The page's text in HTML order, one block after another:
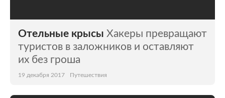
Отельные крысы Хакеры превращают
туристов в заложников и оставляют
их без гроша
19 декабря 2017 Путешествия